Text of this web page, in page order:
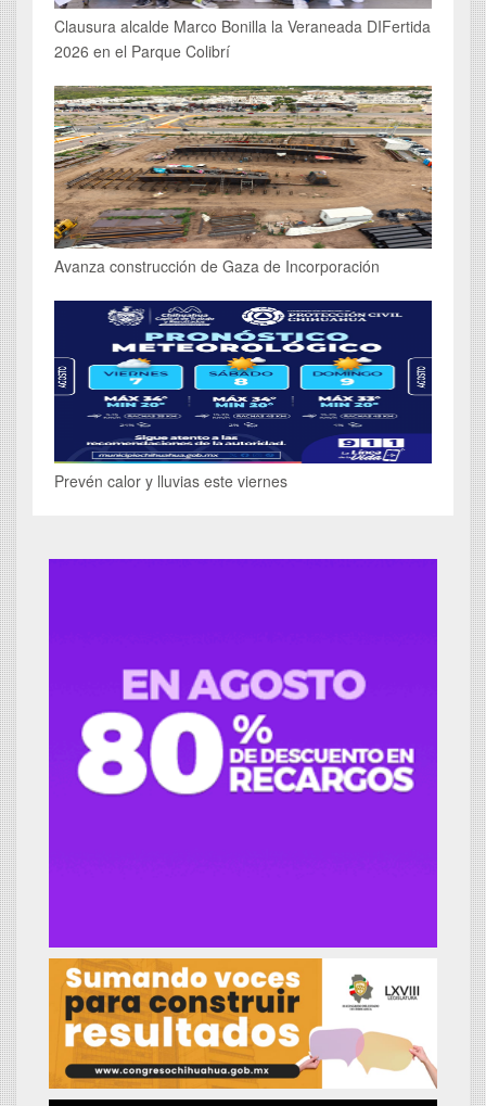
Clausura alcalde Marco Bonilla la Veraneada DIFertida
2026 en el Parque Colibrí
Avanza construcción de Gaza de Incorporación
Prevén calor y lluvias este viernes